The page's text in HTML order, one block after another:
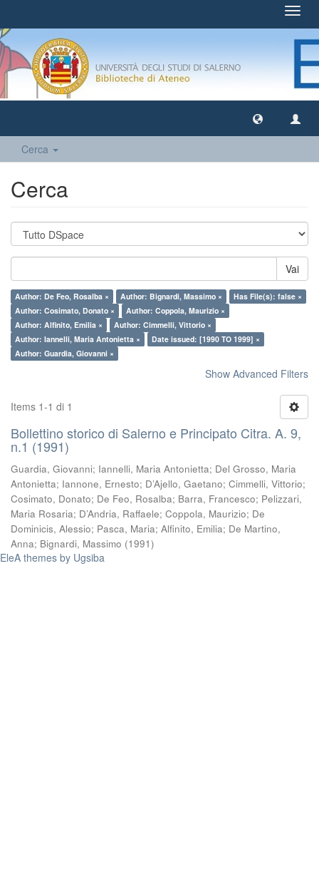
Cerca
Cerca
Vai
Author: De Feo, Rosalba × Author: Bignardi, Massimo ×
Has File(s): false ×
Author: Cosimato, Donato ×
Author: Coppola, Maurizio ×
Author: Alfinito, Emilia ×
Author: Cimmelli, Vittorio ×
Author: Iannelli, Maria Antonietta ×
Date issued: [1990 TO 1999] ×
Author: Guardia, Giovanni ×
Show Advanced Filters
Items 1-1 di 1
Bollettino storico di Salerno e Principato Citra. A. 9,
n.1 (1991)
Guardia, Giovanni; Iannelli, Maria Antonietta; Del Grosso, Maria
Antonietta; Iannone, Ernesto; D’Ajello, Gaetano; Cimmelli, Vittorio;
Cosimato, Donato; De Feo, Rosalba; Barra, Francesco; Pelizzari,
Maria Rosaria; D’Andria, Raffaele; Coppola, Maurizio; De
Dominicis, Alessio; Pasca, Maria; Alfinito, Emilia; De Martino,
Anna; Bignardi, Massimo (1991)
EleA themes by Ugsiba